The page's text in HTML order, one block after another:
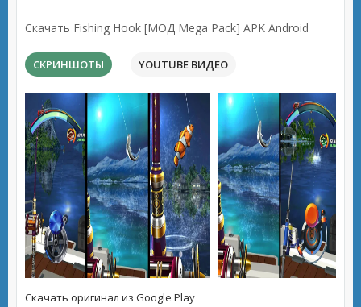
Скачать Fishing Hook [МОД Mega Pack] APK Android
СКРИНШОТЫ YOUTUBE ВИДЕО
Скачать оригинал из Google Play